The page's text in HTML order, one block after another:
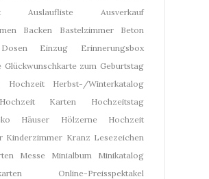
Auslaufliste
Ausverkauf
Backen Bastelzimmer
Beton
Dosen Einzug
Erinnerungsbox
Glückwunschkarte zum Geburtstag
Hochzeit
Herbst-/Winterkatalog
Hochzeit Karten
Hochzeitstag
Häuser
Hölzerne Hochzeit
Kinderzimmer Kranz Lesezeichen
Messe Minialbum
Minikatalog
Online-Preisspektakel